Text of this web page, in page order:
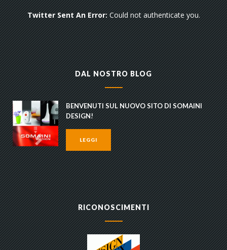
Twitter Sent An Error:Could not authenticate you.
DAL NOSTRO BLOG
BENVENUTI SUL NUOVO SITO DI SOMAINI
DESIGN!
LEGGI
RICONOSCIMENTI